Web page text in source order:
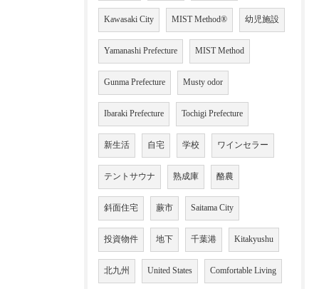
Kawasaki City MIST Method® 幼児施設
Yamanashi Prefecture MIST Method
Gunma Prefecture Musty odor
Ibaraki Prefecture Tochigi Prefecture
新生活 自宅 学校 ワインセラー
テントサウナ 熟成庫 酪農
斜面住宅 蕨市 Saitama City
投資物件 地下 千葉港 Kitakyushu
北九州 United States Comfortable Living